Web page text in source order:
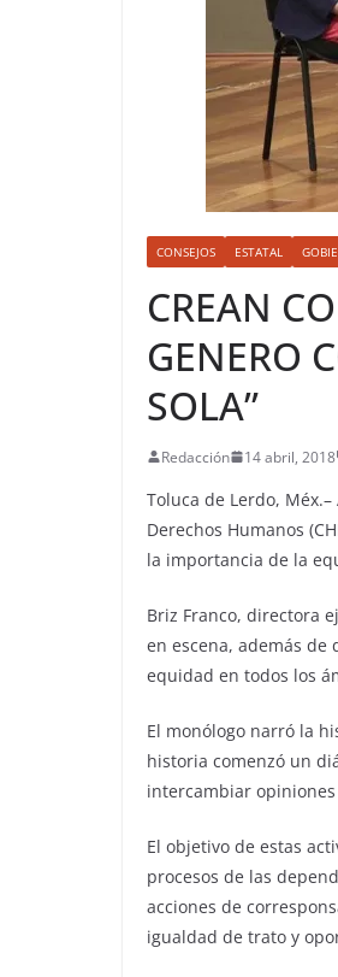
CONSEJOS ESTATAL
CREAN
GENERO
SOLA”
Redacción 14 abril, 2018
Toluca de Lerdo,
Derechos Humanos
la importancia de la
Briz Franco, directora
en escena, además
equidad en todos los
El monólogo narró la
historia comenzó un
intercambiar
El objetivo de estas
procesos de las
acciones de
igualdad de trato y